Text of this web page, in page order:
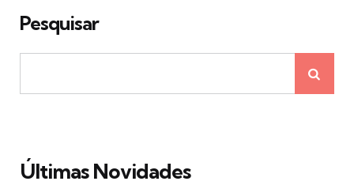
Pesquisar
Últimas Novidades